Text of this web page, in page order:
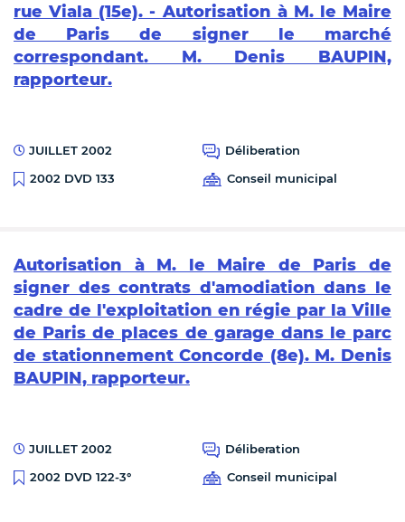
rue Viala (15e). - Autorisation à M. le Maire
de Paris de signer le marché
correspondant. M. Denis BAUPIN,
rapporteur.
JUILLET 2002
Déliberation
2002 DVD 133
Conseil municipal
Autorisation à M. le Maire de Paris de
signer des contrats d'amodiation dans le
cadre de l'exploitation en régie par la Ville
de Paris de places de garage dans le parc
de stationnement Concorde (8e). M. Denis
BAUPIN, rapporteur.
JUILLET 2002
Déliberation
2002 DVD 122-3°
Conseil municipal